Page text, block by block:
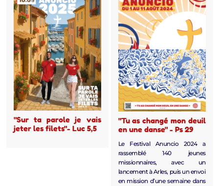
"Sur ta parole je vais
jeter les filets"- Luc 5,5
"Tu as changé mon deuil
en une danse" - Ps 29
Le Festival Anuncio 2024 a
rassemblé 140 jeunes
missionnaires, avec un
lancement à Arles, puis un envoi
en mission d’une semaine dans